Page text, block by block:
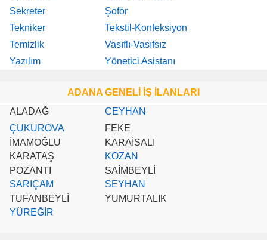
Sekreter
Şoför
Tekniker
Tekstil-Konfeksiyon
Temizlik
Vasıflı-Vasıfsız
Yazılım
Yönetici Asistanı
ADANA GENELİ İŞ İLANLARI
ALADAĞ
CEYHAN
ÇUKUROVA
FEKE
İMAMOĞLU
KARAİSALI
KARATAŞ
KOZAN
POZANTI
SAİMBEYLİ
SARIÇAM
SEYHAN
TUFANBEYLİ
YUMURTALIK
YÜREĞİR